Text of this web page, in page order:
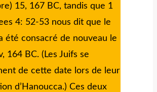
15, 167 BC, tandis que 1
4: 52-53 nous dit que le
été consacré de nouveau le
164 BC. (Les Juifs se
de cette date lors de leur
d’Hanoucca.) Ces deux